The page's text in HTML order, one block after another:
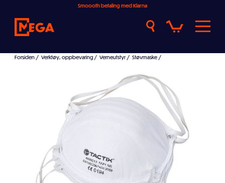
Smoooth betaling med Klarna
Forsiden / Verktøy, oppbevaring / Verneutstyr / Støvmaske /